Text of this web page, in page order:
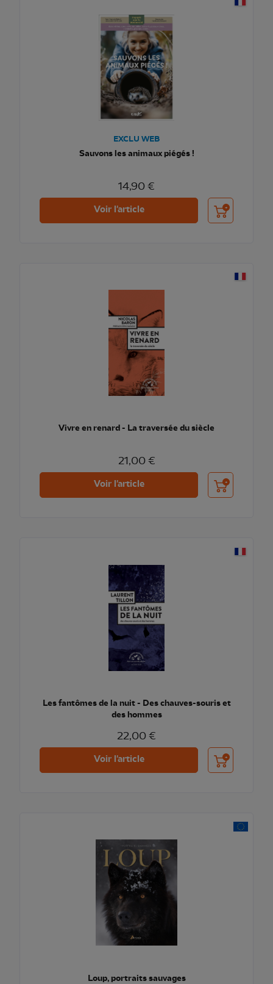
EXCLU WEB
Sauvons les animaux piégés !
14,90 €
Voir l'article Ajouter au
Vivre en renard - La traversée du siècle
21,00 €
Voir l'article Ajouter au
Les fantômes de la nuit - Des chauves-souris et
des hommes
22,00 €
Voir l'article Ajouter au
Loup, portraits sauvages